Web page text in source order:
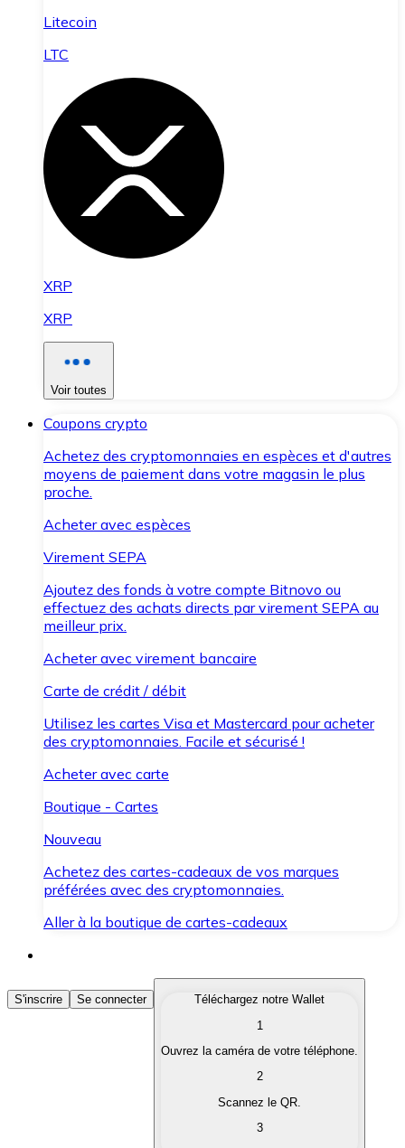
Litecoin
LTC
XRP
XRP
Voir toutes
Coupons crypto
Achetez des cryptomonnaies en espèces et d'autres
moyens de paiement dans votre magasin le plus
proche.
Acheter avec espèces
Virement SEPA
Ajoutez des fonds à votre compte Bitnovo ou
effectuez des achats directs par virement SEPA au
meilleur prix.
Acheter avec virement bancaire
Carte de crédit / débit
Utilisez les cartes Visa et Mastercard pour acheter
des cryptomonnaies. Facile et sécurisé !
Acheter avec carte
Boutique - Cartes
Nouveau
Achetez des cartes-cadeaux de vos marques
préférées avec des cryptomonnaies.
Aller à la boutique de cartes-cadeaux
Acheter des Cryptomonnaies
Achetez les cryptomonnaies qui vous intéressent
Convertissez vos cryptomonnaies en monnaie
S'inscrire Se connecter
Téléchargez notre Wallet
1
Ouvrez la caméra de votre téléphone.
2
Scannez le QR.
3